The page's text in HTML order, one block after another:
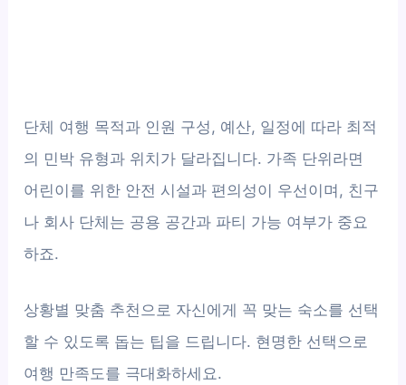
단체 여행 목적과 인원 구성, 예산, 일정에 따라 최적
의 민박 유형과 위치가 달라집니다. 가족 단위라면
어린이를 위한 안전 시설과 편의성이 우선이며, 친구
나 회사 단체는 공용 공간과 파티 가능 여부가 중요
하죠.
상황별 맞춤 추천으로 자신에게 꼭 맞는 숙소를 선택
할 수 있도록 돕는 팁을 드립니다. 현명한 선택으로
여행 만족도를 극대화하세요.